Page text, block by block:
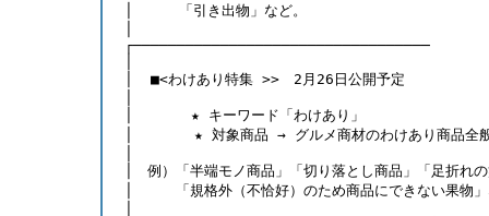
│  　　「引き出物」など。
│  ■<わけあり特集 >>　2月26日公開予定
│　     ★ キーワード「わけあり」
│       ★ 対象商品 → グルメ商材のわけあり商品全
│　例）「半端モノ商品」「切り落とし商品」「足折れ
│　　　「規格外（不恰好）のため商品にできない果物